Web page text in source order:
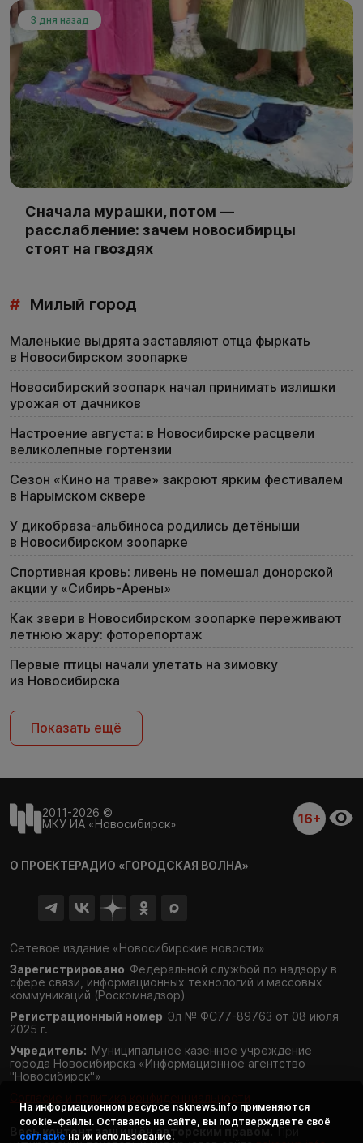
3 дня назад
Сначала мурашки, потом —
расслабление: зачем новосибирцы
стоят на гвоздях
# Милый город
Маленькие выдрята заставляют отца фыркать
в Новосибирском зоопарке
Новосибирский зоопарк начал принимать излишки
урожая от дачников
Настроение августа: в Новосибирске расцвели
великолепные гортензии
Сезон «Кино на траве» закроют ярким фестивалем
в Нарымском сквере
У дикобраза-альбиноса родились детёныши
в Новосибирском зоопарке
Спортивная кровь: ливень не помешал донорской
акции у «Сибирь-Арены»
Как звери в Новосибирском зоопарке переживают
летнюю жару: фоторепортаж
Первые птицы начали улетать на зимовку
из Новосибирска
Показать ещё
2011-2026 ©
МКУ ИА «Новосибирск»
16+
О ПРОЕКТЕРАДИО «ГОРОДСКАЯ ВОЛНА»
Сетевое издание «Новосибирские новости»
Зарегистрировано Федеральной службой по надзору в
сфере связи, информационных технологий и массовых
коммуникаций (Роскомнадзор)
Регистрационный номер Эл № ФС77-89763 от 08 июля
2025 г.
Учредитель: Муниципальное казённое учреждение
города Новосибирска «Информационное агентство
"Новосибирск"»
Весь контент защищён авторским правом. При
На информационном ресурсе nsknews.info применяются
cookie-файлы. Оставаясь на сайте, вы подтверждаете своё
согласие на их использование.